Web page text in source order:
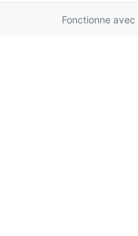
Fonctionne avec